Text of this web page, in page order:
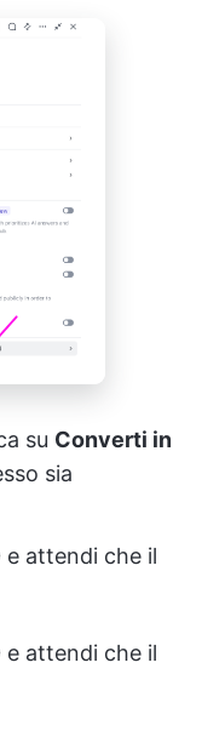
su Converti in
sia
e attendi che il
e attendi che il